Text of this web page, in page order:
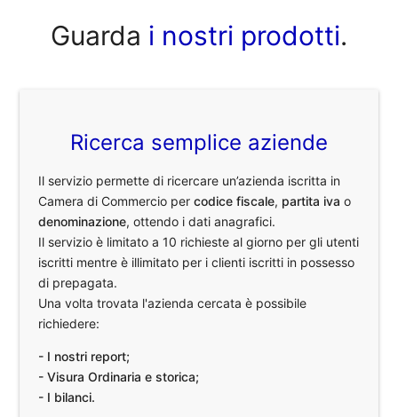
Guarda i nostri prodotti.
Ricerca semplice aziende
Il servizio permette di ricercare un’azienda iscritta in
Camera di Commercio percodice fiscale, partita iva o
denominazione, ottendo i dati anagrafici.
Il servizio è limitato a 10 richieste al giorno per gli utenti
iscritti mentre è illimitato per i clienti iscritti in possesso
di prepagata.
Una volta trovata l'azienda cercata è possibile
richiedere:
- I nostri report;
- Visura Ordinaria e storica;
- I bilanci.